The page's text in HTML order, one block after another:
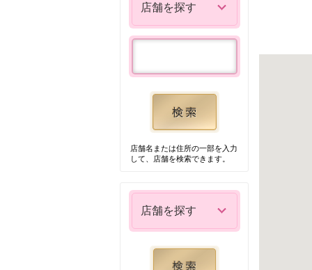
店舗を探す
店舗名または住所の一部を入力
して、店舗を検索できます。
店舗を探す